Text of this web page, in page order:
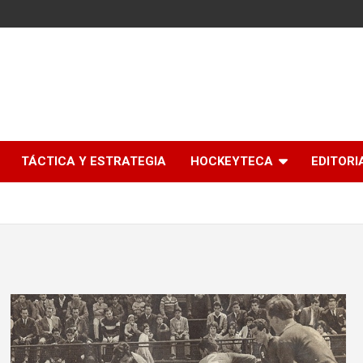
TÁCTICA Y ESTRATEGIA HOCKEYTECA